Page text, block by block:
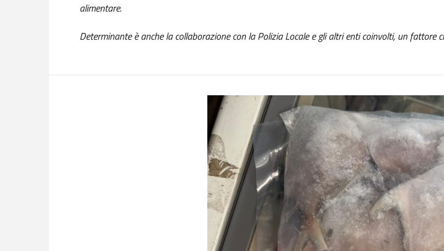
alimentare.
Determinante è anche la collaborazione con la Polizia Locale e gli altri enti coinvolti, un fattore